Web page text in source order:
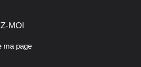
MOI
ma page